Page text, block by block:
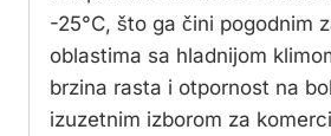
-25°C, što ga čini pogodnim
oblastima sa hladnijom
brzina rasta i otpornost na
izuzetnim izborom za